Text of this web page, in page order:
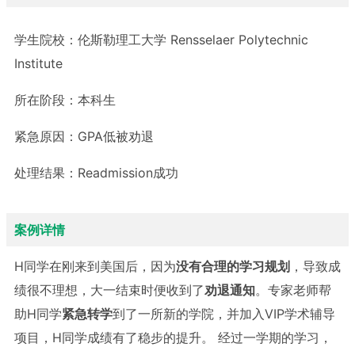
学生院校： 伦斯勒理工大学 Rensselaer Polytechnic
Institute
所在阶段： 本科生
紧急原因： GPA低被劝退
处理结果： Readmission成功
案例详情
H同学在刚来到美国后，因为没有合理的学习规划 ，导致成
绩很不理想，大一结束时便收到了劝退通知。专家老师帮
助H同学紧急转学到了一所新的学院，并加入VIP学术辅导
项目，H同学成绩有了稳步的提升。 经过一学期的学习，